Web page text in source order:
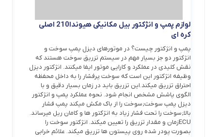
لوازم پمپ و انژکتور بیل مکانیکی هیوندا210 اصلی
کره ای
پمپ و انژکتور چیست؟ در موتورهای دیزل پمپ سوخت و
انژکتور دو جز بسیار مهم در سیستم تزریق سوخت هستند که
نقش کلیدی در عملکرد و کارایی موتور ایفا میکنند. انژکتور دیزل
وظیفه انژکتور این است که سوخت پرفشار را به داخل محفظه
احتراق تزریق میکند.این تزریق باید در زمان بسیار دقیق و با
الگوی پاشش مشخص انجام شود. نحوه عملکرد پمپ و انژکتور
دیزل پمپ سوخت;سوخت را از باک مکش میکند پمپ فشار
بالا;سوخت را تحت فشار زیاد به انژکتور ها و کامان ریل میرساند.
ECUزمان و مقدار تزریق را تعیین میکند. انژکتور سوخت را
بصورت پودر شده روی پیستون ها تزریق میکند. علائم خرابی